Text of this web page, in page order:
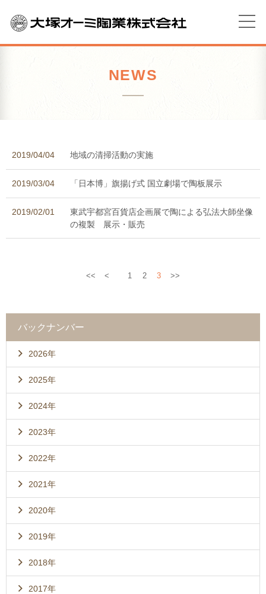
NEWS
2019/04/04 地域の清掃活動の実施
2019/03/04 「日本博」旗揚げ式 国立劇場で陶板展示
2019/02/01
東武宇都宮百貨店企画展で陶による弘法大師坐像
の複製 展示・販売
<< < 1 2 3 >>
バックナンバー
2026年
2025年
2024年
2023年
2022年
2021年
2020年
2019年
2018年
2017年